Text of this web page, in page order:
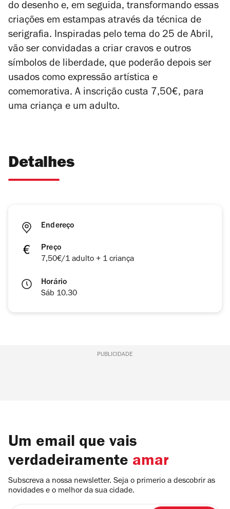
do desenho e, em seguida, transformando essas
criações em estampas através da técnica de
serigrafia. Inspiradas pelo tema do 25 de Abril,
vão ser convidadas a criar cravos e outros
símbolos de liberdade, que poderão depois ser
usados como expressão artística e
comemorativa. A inscrição custa 7,50€, para
uma criança e um adulto.
Detalhes
Endereço
Preço
7,50€/1 adulto + 1 criança
Horário
Sáb 10.30
PUBLICIDADE
Um email que vais
verdadeiramente amar
Subscreva a nossa newsletter. Seja o primerio a descobrir as
novidades e o melhor da sua cidade.